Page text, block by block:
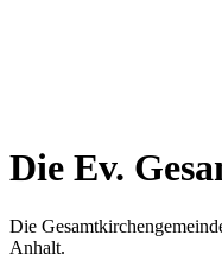
Die Ev.
Die
Anhalt.